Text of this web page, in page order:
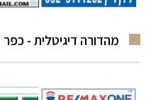
מהדורה דיגיטלית -